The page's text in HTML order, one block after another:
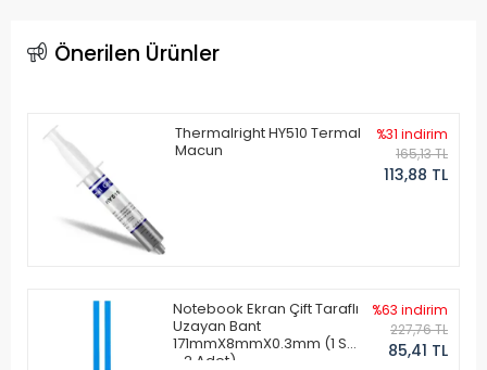
Önerilen Ürünler
Thermalright HY510 Termal
Macun
%31 indirim
165,13 TL
113,88 TL
Notebook Ekran Çift Taraflı
Uzayan Bant
171mmX8mmX0.3mm (1 Set
- 2 Adet)
%63 indirim
227,76 TL
85,41 TL